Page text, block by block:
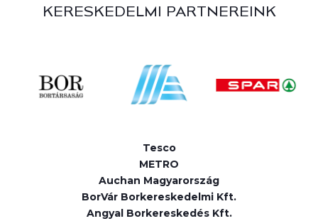
KERESKEDELMI PARTNEREINK
Tesco
METRO
Auchan Magyarország
BorVár Borkereskedelmi Kft.
Angyal Borkereskedés Kft.